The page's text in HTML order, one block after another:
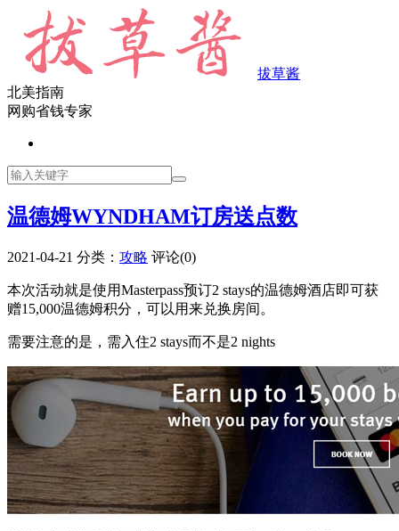
拔草酱
北美指南
网购省钱专家
温德姆WYNDHAM订房送点数
2021-04-21 分类： 攻略 评论(0)
本次活动就是使用Masterpass预订2 stays的温德姆酒店即可获
赠15,000温德姆积分，可以用来兑换房间。
需要注意的是，需入住2 stays而不是2 nights